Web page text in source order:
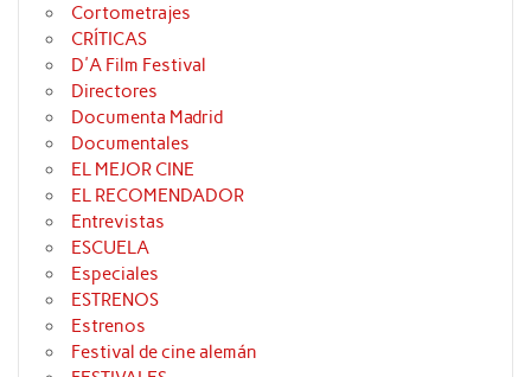
Cortometrajes
CRÍTICAS
D'A Film Festival
Directores
Documenta Madrid
Documentales
EL MEJOR CINE
EL RECOMENDADOR
Entrevistas
ESCUELA
Especiales
ESTRENOS
Estrenos
Festival de cine alemán